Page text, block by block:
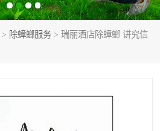
> 除蟑螂服务 > 瑞丽酒店除蟑螂 讲究信
消杀服务
昆明灭蟑螂
昆明白蚁防治
昆明驱蛇公司